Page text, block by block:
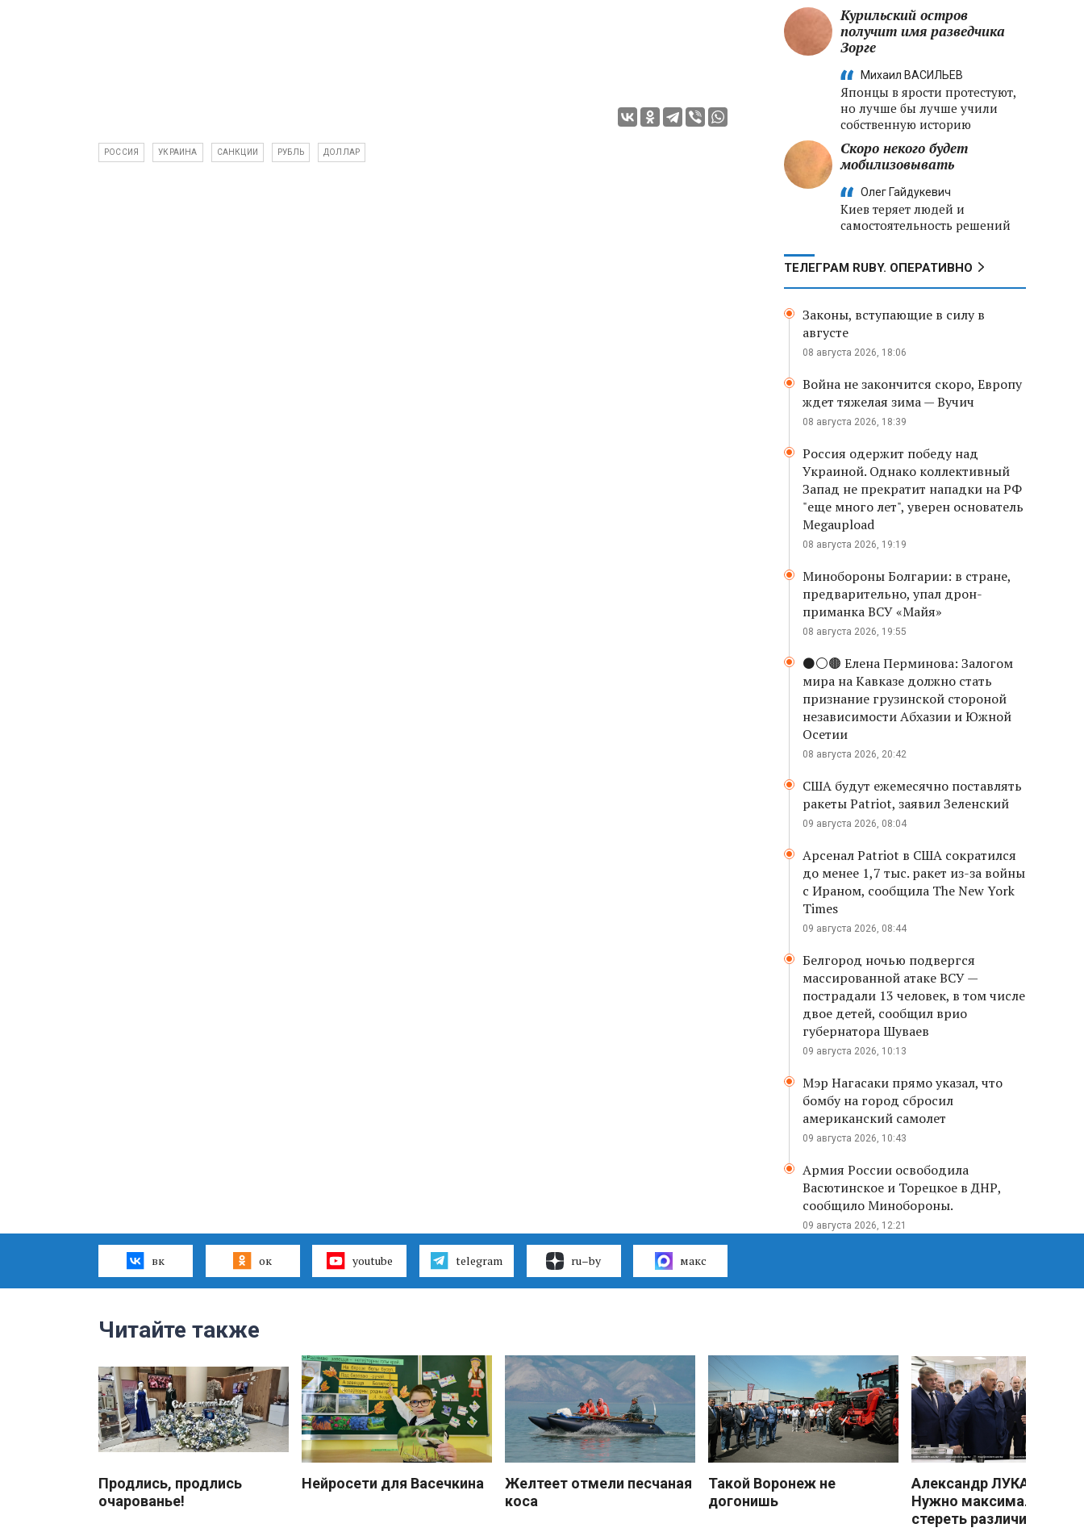
РОССИЯ УКРАИНА САНКЦИИ РУБЛЬ ДОЛЛАР
Курильский остров
получит имя разведчика
Зорге
Михаил ВАСИЛЬЕВ
Японцы в ярости протестуют,
но лучше бы лучше учили
собственную историю
Скоро некого будет
мобилизовывать
Олег Гайдукевич
Киев теряет людей и
самостоятельность решений
ТЕЛЕГРАМ RUBY. ОПЕРАТИВНО
Законы, вступающие в силу в
августе
08 августа 2026, 18:06
Война не закончится скоро, Европу
ждет тяжелая зима — Вучич
08 августа 2026, 18:39
Россия одержит победу над
Украиной. Однако коллективный
Запад не прекратит нападки на РФ
"еще много лет", уверен основатель
Megaupload
08 августа 2026, 19:19
Минобороны Болгарии: в стране,
предварительно, упал дрон-
приманка ВСУ «Майя»
08 августа 2026, 19:55
⚫️⚪️🟤 Елена Перминова: Залогом
мира на Кавказе должно стать
признание грузинской стороной
независимости Абхазии и Южной
Осетии
08 августа 2026, 20:42
США будут ежемесячно поставлять
ракеты Patriot, заявил Зеленский
09 августа 2026, 08:04
Арсенал Patriot в США сократился
до менее 1,7 тыс. ракет из-за войны
с Ираном, сообщила The New York
Times
09 августа 2026, 08:44
Белгород ночью подвергся
массированной атаке ВСУ —
пострадали 13 человек, в том числе
двое детей, сообщил врио
губернатора Шуваев
09 августа 2026, 10:13
Мэр Нагасаки прямо указал, что
бомбу на город сбросил
американский самолет
09 августа 2026, 10:43
Армия России освободила
Васютинское и Торецкое в ДНР,
сообщило Минобороны.
09 августа 2026, 12:21
вк ок youtube telegram ru–by макс
Читайте также
Продлись, продлись
очарованье!
Нейросети для Васечкина
Желтеет отмели песчаная
коса
Такой Воронеж не
догонишь
Александр
Нужно максимально
стереть различия